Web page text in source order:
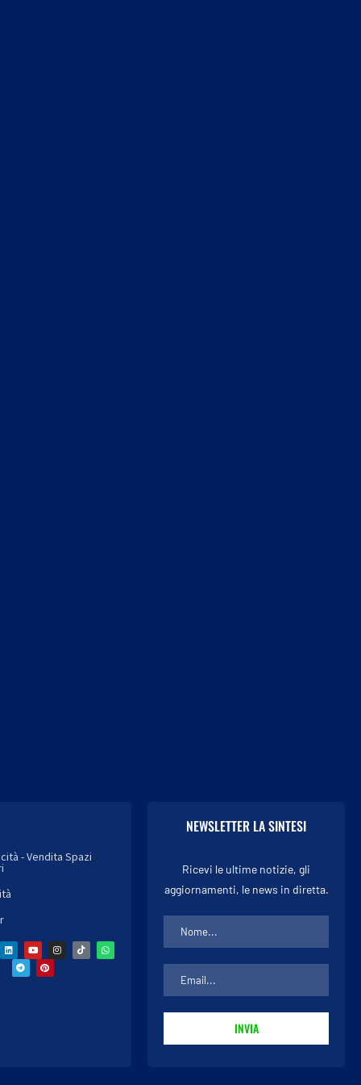
- Vendita Spazi
NEWSLETTER LA SINTESI
Ricevi le ultime notizie, gli
aggiornamenti, le news in diretta.